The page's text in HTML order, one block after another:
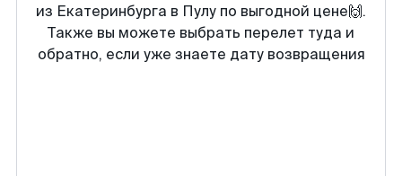
из Екатеринбурга в Пулу по выгодной цене🙌.
Также вы можете выбрать перелет туда и
обратно, если уже знаете дату возвращения